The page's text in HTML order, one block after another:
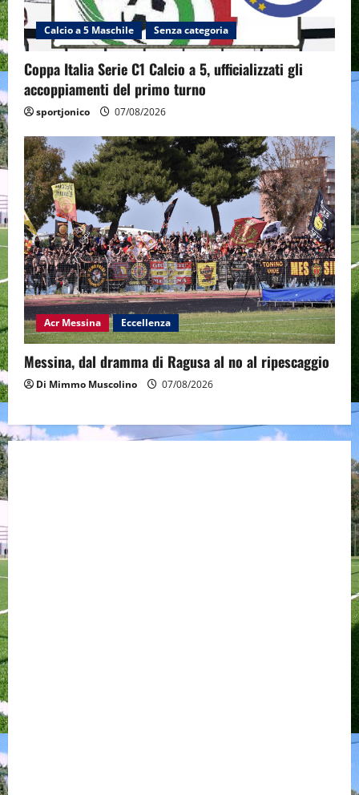
Calcio a 5 Maschile Senza categoria
Coppa Italia Serie C1 Calcio a 5, ufficializzati gli
accoppiamenti del primo turno
sportjonico 07/08/2026
Acr Messina Eccellenza
Messina, dal dramma di Ragusa al no al ripescaggio
Di Mimmo Muscolino 07/08/2026